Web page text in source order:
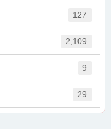
127
2,109
9
29